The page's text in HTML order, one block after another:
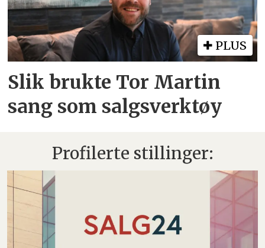
PLUS
Slik brukte Tor Martin
sang som salgsverktøy
Profilerte stillinger: